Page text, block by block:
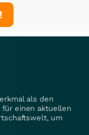
als den
für einen aktuellen
um